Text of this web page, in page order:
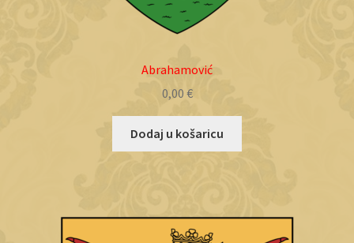
Abrahamović
0,00 €
Dodaj u košaricu